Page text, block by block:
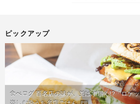
ピックアップ
食べログ 百名店の味が、並ばず届く!?「ロケ
PR